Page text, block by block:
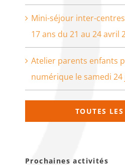
Mini-séjour inter-
17 ans du 21 au 24 avril
Atelier parents enfants
numérique le samedi
TOUTES
Prochaines activités